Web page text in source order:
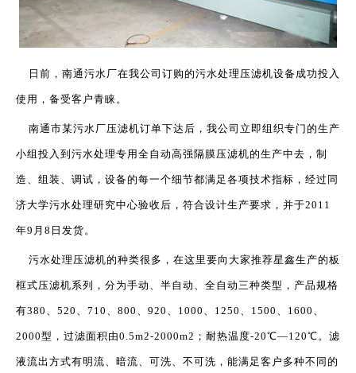
日前，南通污水厂在我公司订购的污水处理 压滤机设备成功投入
使用，备受客户青睐。
南通市某污水厂压滤机订单下达后，我公司立即组织专门的生产
小组投入到污水处理专用全自动高强隔膜压滤机的生产中去，制
造、组装、调试，设备的每一个细节都满足各项技术指标，经过同
济大学污水处理研究中心验收后，符合设计生产要求，并于2011
年9月8日发货。
污水处理压滤机的种类很多，在这里要向大家推荐星鑫生产的板
框式压滤机系列，分为手动、半自动、全自动三种类型，产品规格
有380、520、710、800、920、1000、1250、1500、1600、
2000型，过滤面积由0.5m2-2000m2；耐热温度-20℃—120℃。滤
液流出方式有明流、暗流、可洗、不可洗，能满足客户多种不同的